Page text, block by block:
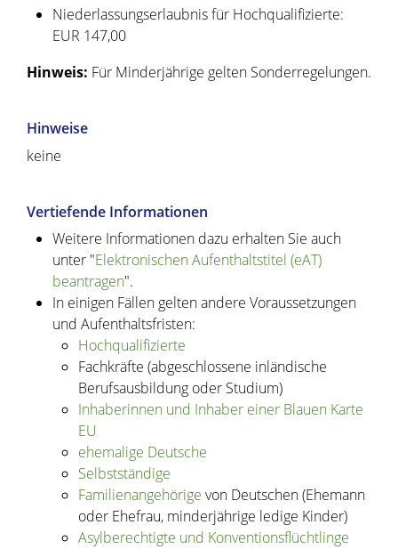
Niederlassungserlaubnis für Hochqualifizierte:
EUR 147,00
Hinweis: Für Minderjährige gelten Sonderregelungen.
Hinweise
keine
Vertiefende Informationen
Weitere Informationen dazu erhalten Sie auch
unter "Elektronischen Aufenthaltstitel (eAT)
beantragen".
In einigen Fällen gelten andere Voraussetzungen
und Aufenthaltsfristen:
Hochqualifizierte
Fachkräfte (abgeschlossene inländische
Berufsausbildung oder Studium)
Inhaberinnen und Inhaber einer Blauen Karte
EU
ehemalige Deutsche
Selbstständige
Familienangehörige von Deutschen (Ehemann
oder Ehefrau, minderjährige ledige Kinder)
Asylberechtigte und Konventionsflüchtlinge